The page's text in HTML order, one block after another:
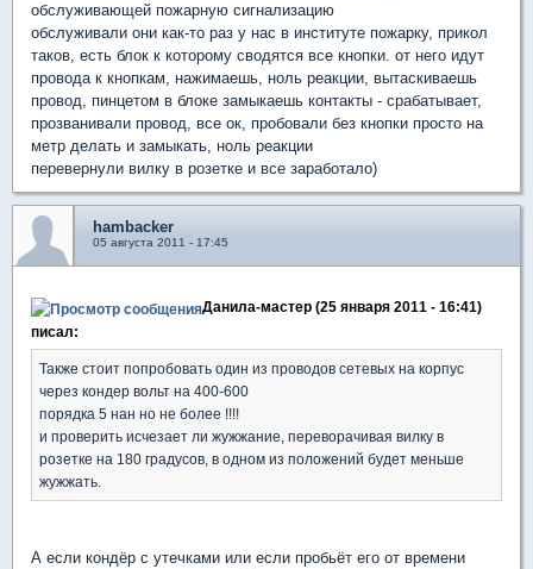
обслуживающей пожарную сигнализацию
обслуживали они как-то раз у нас в институте пожарку, прикол
таков, есть блок к которому сводятся все кнопки. от него идут
провода к кнопкам, нажимаешь, ноль реакции, вытаскиваешь
провод, пинцетом в блоке замыкаешь контакты - срабатывает,
прозванивали провод, все ок, пробовали без кнопки просто на
метр делать и замыкать, ноль реакции
перевернули вилку в розетке и все заработало)
hambacker
05 августа 2011 - 17:45
Данила-мастер (25 января 2011 - 16:41)
писал:
Также стоит попробовать один из проводов сетевых на корпус
через кондер вольт на 400-600
порядка 5 нан но не более !!!!
и проверить исчезает ли жужжание, переворачивая вилку в
розетке на 180 градусов, в одном из положений будет меньше
жужжать.
А если кондёр с утечками или если пробьёт его от времени